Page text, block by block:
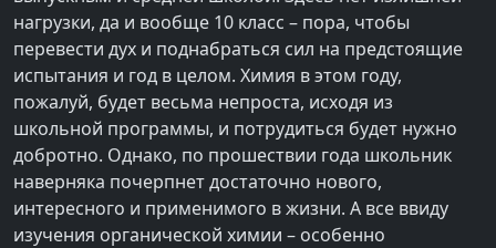
нагрузки, да и вообще 10 класс – пора, чтобы
перевести дух и поднабраться сил на предстоящие
испытания и год в целом. Химия в этом году,
пожалуй, будет весьма непроста, исходя из
школьной программы, и потрудиться будет нужно
добротно. Однако, по прошествии года школьник
наверняка почерпнет достаточно нового,
интересного и применимого в жизни. А все ввиду
изучения органической химии – особенно